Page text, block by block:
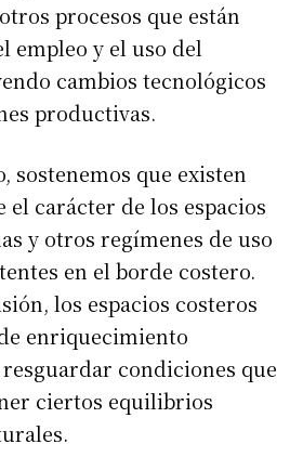
procesos que están
empleo y el uso del
cambios tecnológicos
productivas.
sostenemos que existen
carácter de los espacios
y otros regímenes de uso
en el borde costero.
los espacios costeros
enriquecimiento
condiciones que
ciertos equilibrios